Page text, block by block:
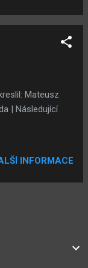
Mateusz
| Následující
INFORMACE